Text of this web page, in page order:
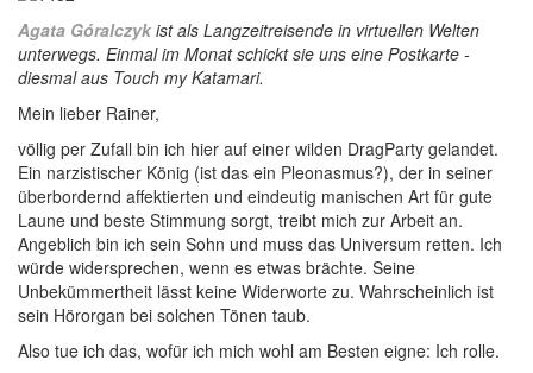
Agata Góralczyk ist als Langzeitreisende in virtuellen Welten
unterwegs. Einmal im Monat schickt sie uns eine Postkarte -
diesmal aus Touch my Katamari.
Mein lieber Rainer,
völlig per Zufall bin ich hier auf einer wilden DragParty gelandet.
Ein narzistischer König (ist das ein Pleonasmus?), der in seiner
überbordernd affektierten und eindeutig manischen Art für gute
Laune und beste Stimmung sorgt, treibt mich zur Arbeit an.
Angeblich bin ich sein Sohn und muss das Universum retten. Ich
würde widersprechen, wenn es etwas brächte. Seine
Unbekümmertheit lässt keine Widerworte zu. Wahrscheinlich ist
sein Hörorgan bei solchen Tönen taub.
Also tue ich das, wofür ich mich wohl am Besten eigne: Ich rolle.